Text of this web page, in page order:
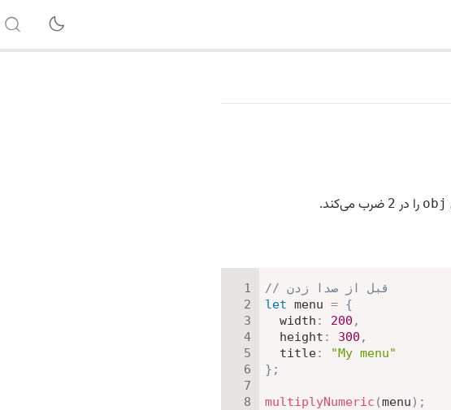
obj را در 2 ضرب می‌کند.
// قبل از صدا زدن
let menu = {
width : 200 ,
height : 300 ,
title:
"My menu"
} ;
multiplyNumeric (menu) ;